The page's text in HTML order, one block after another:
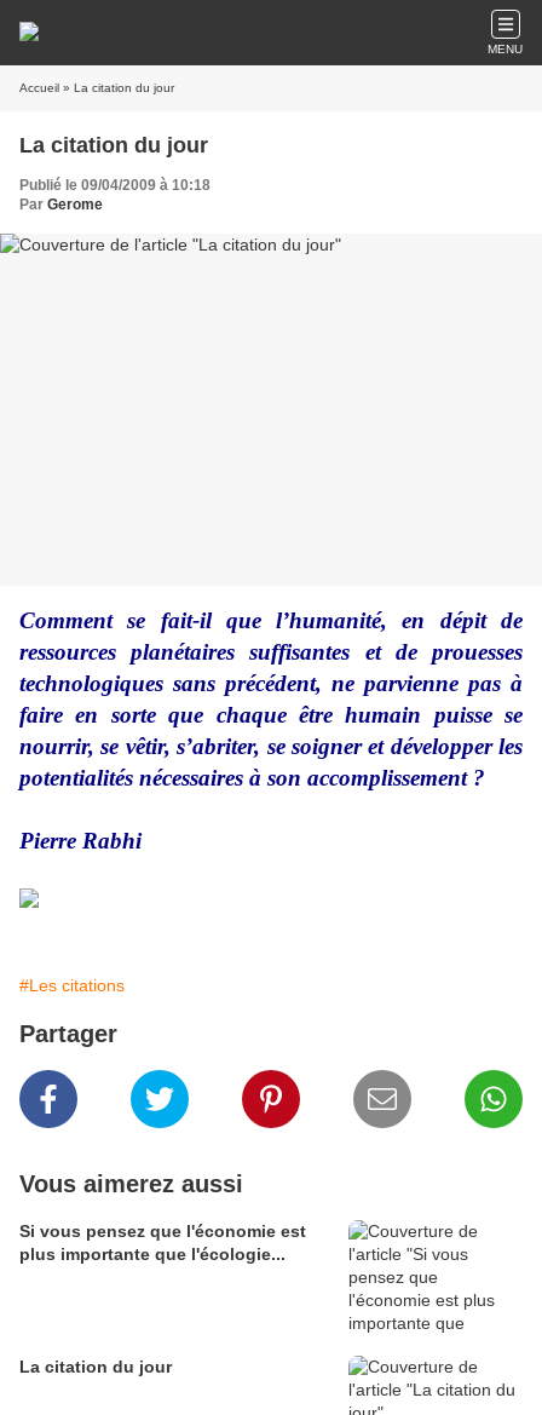
MENU
Accueil » La citation du jour
La citation du jour
Publié le 09/04/2009 à 10:18
Par Gerome
Comment se fait-il que l’humanité, en dépit de
ressources planétaires suffisantes et de prouesses
technologiques sans précédent, ne parvienne pas à
faire en sorte que chaque être humain puisse se
nourrir, se vêtir, s’abriter, se soigner et développer les
potentialités nécessaires à son accomplissement ?
Pierre Rabhi
#Les citations
Partager
Vous aimerez aussi
Si vous pensez que l'économie est
plus importante que l'écologie...
La citation du jour